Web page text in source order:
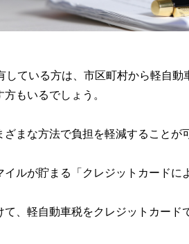
ている方は、市区町村から軽自
もいるでしょう。
まな方法で負担を軽減することが
ルが貯まる「クレジットカード
、軽自動車税をクレジットカード